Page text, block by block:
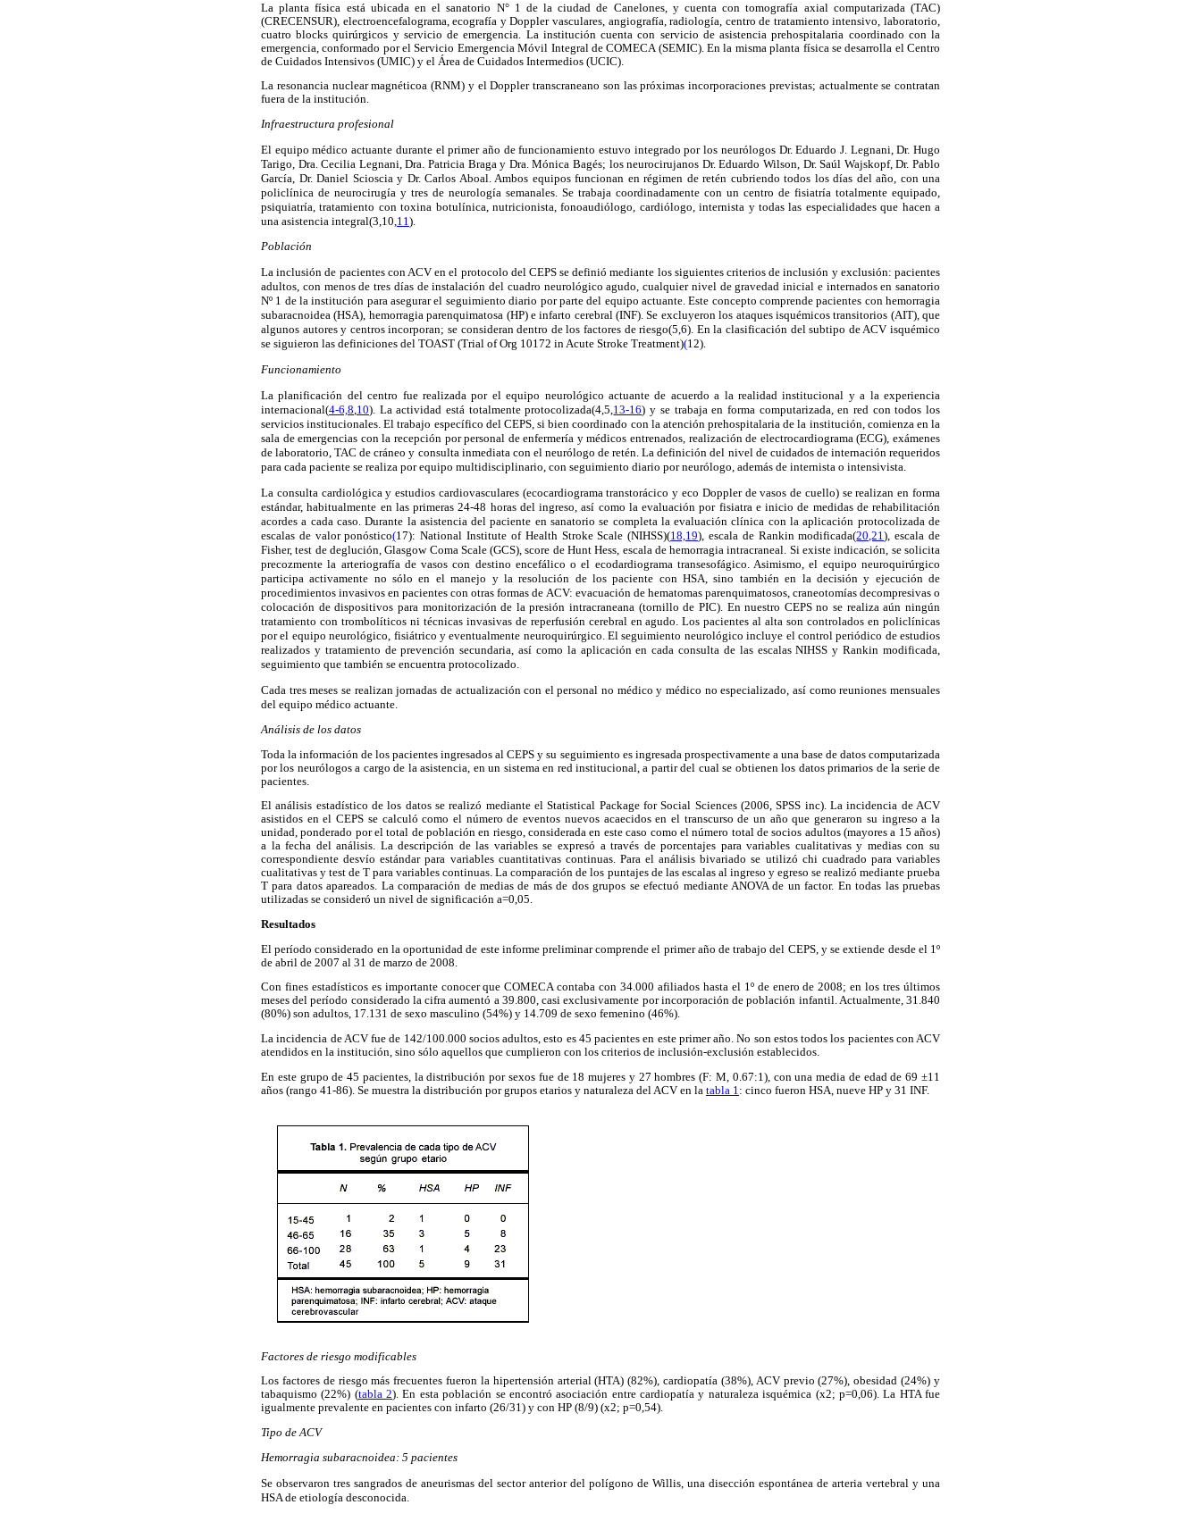
La planta física está ubicada en el sanatorio N° 1 de la ciudad de Canelones, y cuenta con tomografía axial computarizada (TAC)
(CRECENSUR), electroencefalograma, ecografía y Doppler vasculares, angiografía, radiología, centro de tratamiento intensivo, laboratorio,
cuatro blocks quirúrgicos y servicio de emergencia. La institución cuenta con servicio de asistencia prehospitalaria coordinado con la
emergencia, conformado por el Servicio Emergencia Móvil Integral de COMECA (SEMIC). En la misma planta física se desarrolla el Centro
de Cuidados Intensivos (UMIC) y el Área de Cuidados Intermedios (UCIC).
La resonancia nuclear magnéticoa (RNM) y el Doppler transcraneano son las próximas incorporaciones previstas; actualmente se contratan
fuera de la institución.
Infraestructura profesional
El equipo médico actuante durante el primer año de funcionamiento estuvo integrado por los neurólogos Dr. Eduardo J. Legnani, Dr. Hugo
Tarigo, Dra. Cecilia Legnani, Dra. Patricia Braga y Dra. Mónica Bagés; los neurocirujanos Dr. Eduardo Wilson, Dr. Saúl Wajskopf, Dr. Pablo
García, Dr. Daniel Scioscia y Dr. Carlos Aboal. Ambos equipos funcionan en régimen de retén cubriendo todos los días del año, con una
policlínica de neurocirugía y tres de neurología semanales. Se trabaja coordinadamente con un centro de fisiatría totalmente equipado,
psiquiatría, tratamiento con toxina botulínica, nutricionista, fonoaudiólogo, cardiólogo, internista y todas las especialidades que hacen a
una asistencia integral(3,10, 11 ).
Población
La inclusión de pacientes con ACV en el protocolo del CEPS se definió mediante los siguientes criterios de inclusión y exclusión: pacientes
adultos, con menos de tres días de instalación del cuadro neurológico agudo, cualquier nivel de gravedad inicial e internados en sanatorio
Nº 1 de la institución para asegurar el seguimiento diario por parte del equipo actuante. Este concepto comprende pacientes con hemorragia
subaracnoidea (HSA), hemorragia parenquimatosa (HP) e infarto cerebral (INF). Se excluyeron los ataques isquémicos transitorios (AIT), que
algunos autores y centros incorporan; se consideran dentro de los factores de riesgo(5,6). En la clasificación del subtipo de ACV isquémico
se siguieron las definiciones del TOAST (Trial of Org 10172 in Acute Stroke Treatment)(12).
Funcionamiento
La planificación del centro fue realizada por el equipo neurológico actuante de acuerdo a la realidad institucional y a la experiencia
internacional(4-6,8 10). La actividad está totalmente protocolizada(4,5, 13-16) y se trabaja en forma computarizada, en red con todos los
servicios institucionales. El trabajo específico del CEPS, si bien coordinado con la atención prehospitalaria de la institución, comienza en la
sala de emergencias con la recepción por personal de enfermería y médicos entrenados, realización de electrocardiograma (ECG), exámenes
de laboratorio, TAC de cráneo y consulta inmediata con el neurólogo de retén. La definición del nivel de cuidados de internación requeridos
para cada paciente se realiza por equipo multidisciplinario, con seguimiento diario por neurólogo, además de internista o intensivista.
La consulta cardiológica y estudios cardiovasculares (ecocardiograma transtorácico y eco Doppler de vasos de cuello) se realizan en forma
estándar, habitualmente en las primeras 24-48 horas del ingreso, así como la evaluación por fisiatra e inicio de medidas de rehabilitación
acordes a cada caso. Durante la asistencia del paciente en sanatorio se completa la evaluación clínica con la aplicación protocolizada de
escalas de valor ponóstico(17): National Institute of Health Stroke Scale (NIHSS)(18,19), escala de Rankin modificada(20,21), escala de
Fisher, test de deglución, Glasgow Coma Scale (GCS), score de Hunt Hess, escala de hemorragia intracraneal. Si existe indicación, se solicita
precozmente la arteriografía de vasos con destino encefálico o el ecodardiograma transesofágico. Asimismo, el equipo neuroquirúrgico
participa activamente no sólo en el manejo y la resolución de los paciente con HSA, sino también en la decisión y ejecución de
procedimientos invasivos en pacientes con otras formas de ACV: evacuación de hematomas parenquimatosos, craneotomías decompresivas o
colocación de dispositivos para monitorización de la presión intracraneana (tornillo de PIC). En nuestro CEPS no se realiza aún ningún
tratamiento con trombolíticos ni técnicas invasivas de reperfusión cerebral en agudo. Los pacientes al alta son controlados en policlínicas
por el equipo neurológico, fisiátrico y eventualmente neuroquirúrgico. El seguimiento neurológico incluye el control periódico de estudios
realizados y tratamiento de prevención secundaria, así como la aplicación en cada consulta de las escalas NIHSS y Rankin modificada,
seguimiento que también se encuentra protocolizado.
Cada tres meses se realizan jornadas de actualización con el personal no médico y médico no especializado, así como reuniones mensuales
del equipo médico actuante.
Análisis de los datos
Toda la información de los pacientes ingresados al CEPS y su seguimiento es ingresada prospectivamente a una base de datos computarizada
por los neurólogos a cargo de la asistencia, en un sistema en red institucional, a partir del cual se obtienen los datos primarios de la serie de
pacientes.
El análisis estadístico de los datos se realizó mediante el Statistical Package for Social Sciences (2006, SPSS inc). La incidencia de ACV
asistidos en el CEPS se calculó como el número de eventos nuevos acaecidos en el transcurso de un año que generaron su ingreso a la
unidad, ponderado por el total de población en riesgo, considerada en este caso como el número total de socios adultos (mayores a 15 años)
a la fecha del análisis. La descripción de las variables se expresó a través de porcentajes para variables cualitativas y medias con su
correspondiente desvío estándar para variables cuantitativas continuas. Para el análisis bivariado se utilizó chi cuadrado para variables
cualitativas y test de T para variables continuas. La comparación de los puntajes de las escalas al ingreso y egreso se realizó mediante prueba
T para datos apareados. La comparación de medias de más de dos grupos se efectuó mediante ANOVA de un factor. En todas las pruebas
utilizadas se consideró un nivel de significación a=0,05.
Resultados
El período considerado en la oportunidad de este informe preliminar comprende el primer año de trabajo del CEPS, y se extiende desde el 1º
de abril de 2007 al 31 de marzo de 2008.
Con fines estadísticos es importante conocer que COMECA contaba con 34.000 afiliados hasta el 1º de enero de 2008; en los tres últimos
meses del período considerado la cifra aumentó a 39.800, casi exclusivamente por incorporación de población infantil. Actualmente, 31.840
(80%) son adultos, 17.131 de sexo masculino (54%) y 14.709 de sexo femenino (46%).
La incidencia de ACV fue de 142/100.000 socios adultos, esto es 45 pacientes en este primer año. No son estos todos los pacientes con ACV
atendidos en la institución, sino sólo aquellos que cumplieron con los criterios de inclusión-exclusión establecidos.
En este grupo de 45 pacientes, la distribución por sexos fue de 18 mujeres y 27 hombres (F: M, 0.67:1), con una media de edad de 69 ±11
años (rango 41-86). Se muestra la distribución por grupos etarios y naturaleza del ACV en la tabla 1 : cinco fueron HSA, nueve HP y 31 INF.
Factores de riesgo modificables
Los factores de riesgo más frecuentes fueron la hipertensión arterial (HTA) (82%), cardiopatía (38%), ACV previo (27%), obesidad (24%) y
tabaquismo (22%) (tabla 2). En esta población se encontró asociación entre cardiopatía y naturaleza isquémica (x2; p=0,06). La HTA fue
igualmente prevalente en pacientes con infarto (26/31) y con HP (8/9) (x2; p=0,54).
Tipo de ACV
Hemorragia subaracnoidea: 5 pacientes
Se observaron tres sangrados de aneurismas del sector anterior del polígono de Willis, una disección espontánea de arteria vertebral y una
HSA de etiología desconocida.